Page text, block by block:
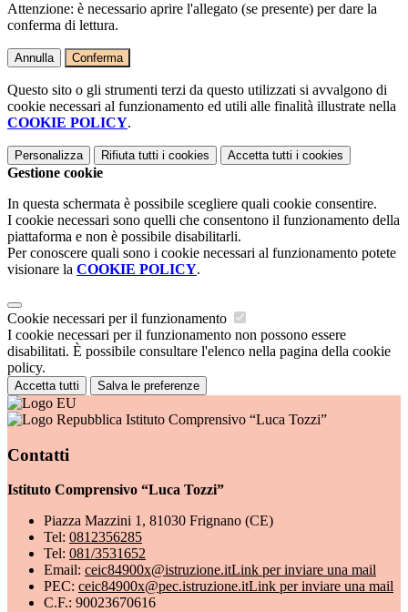
Attenzione: è necessario aprire l'allegato (se presente) per dare la
conferma di lettura.
Annulla Conferma
Questo sito o gli strumenti terzi da questo utilizzati si avvalgono di
cookie necessari al funzionamento ed utili alle finalità illustrate nella
COOKIE POLICY.
Personalizza Rifiuta tutti i cookies Accetta tutti i cookies
Gestione cookie
In questa schermata è possibile scegliere quali cookie consentire.
I cookie necessari sono quelli che consentono il funzionamento della
piattaforma e non è possibile disabilitarli.
Per conoscere quali sono i cookie necessari al funzionamento potete
visionare la COOKIE POLICY.
Cookie necessari per il funzionamento
I cookie necessari per il funzionamento non possono essere
disabilitati. È possibile consultare l'elenco nella pagina della cookie
policy.
Accetta tutti Salva le preferenze
Istituto Comprensivo “Luca Tozzi”
Contatti
Istituto Comprensivo “Luca Tozzi”
Piazza Mazzini 1, 81030 Frignano (CE)
Tel: 0812356285
Tel: 081/3531652
Email: ceic84900x@istruzione.itLink per inviare una mail
PEC: ceic84900x@pec.istruzione.itLink per inviare una mail
C.F.: 90023670616